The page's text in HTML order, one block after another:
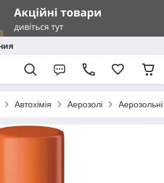
Автохімія Аерозолі